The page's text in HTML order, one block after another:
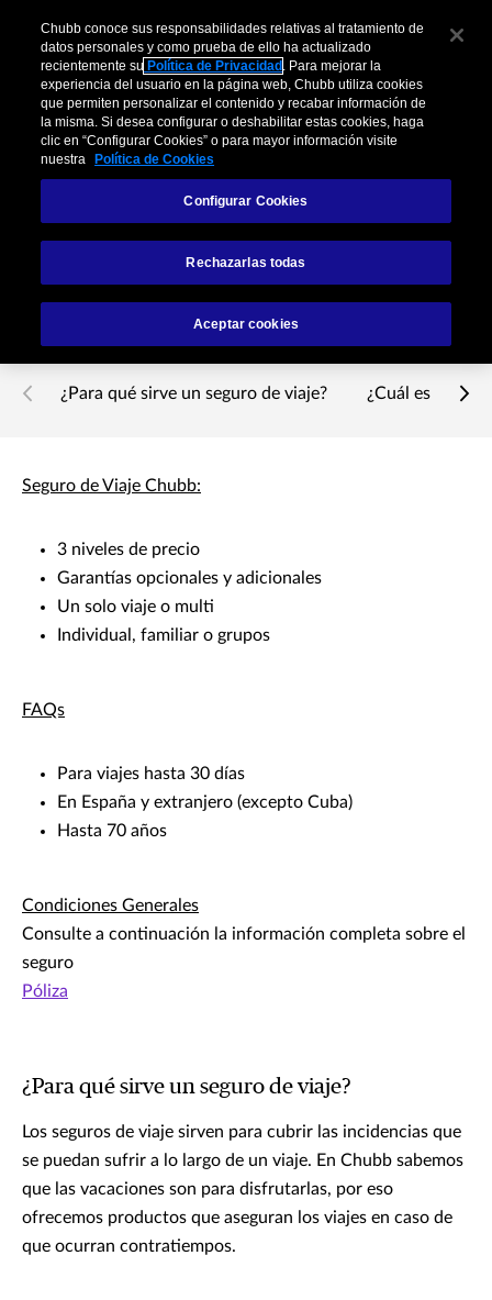
Tenemos el seguro de
viaje ideal para que
disfrutes de tus
vacaciones
¿Para qué sirve un seguro de viaje? ¿Cuál es el
Seguro de Viaje Chubb:
3 niveles de precio
Garantías opcionales y adicionales
Un solo viaje o multi
Individual, familiar o grupos
FAQs
Para viajes hasta 30 días
En España y extranjero (excepto Cuba)
Hasta 70 años
Condiciones Generales
Consulte a continuación la información completa sobre el
seguro
Póliza
¿Para qué sirve un seguro de viaje?
Los seguros de viaje sirven para cubrir las incidencias que
se puedan sufrir a lo largo de un viaje. En Chubb sabemos
que las vacaciones son para disfrutarlas, por eso
ofrecemos productos que aseguran los viajes en caso de
que ocurran contratiempos.
Chubb conoce sus responsabilidades relativas al tratamiento de
datos personales y como prueba de ello ha actualizado
recientemente su Política de Privacidad . Para mejorar la
experiencia del usuario en la página web, Chubb utiliza cookies
que permiten personalizar el contenido y recabar información de
la misma. Si desea configurar o deshabilitar estas cookies, haga
clic en “Configurar Cookies” o para mayor información visite
nuestra
Política de Cookies
Configurar Cookies
Rechazarlas todas
Aceptar cookies